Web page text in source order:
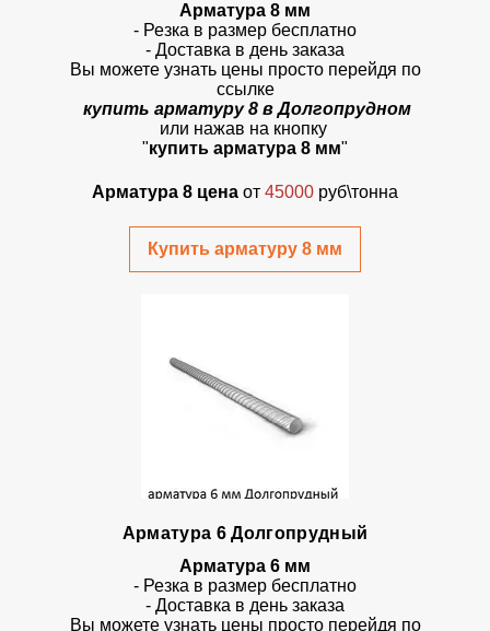
Арматура 8 мм
- Резка в размер бесплатно
- Доставка в день заказа
Вы можете узнать цены просто перейдя по
ссылке
купить арматуру 8 в Долгопрудном
или нажав на кнопку
"купить арматура 8 мм"
Арматура 8 цена от 45000 руб\тонна
Купить арматуру 8 мм
Арматура 6 Долгопрудный
Арматура 6 мм
- Резка в размер бесплатно
- Доставка в день заказа
Вы можете узнать цены просто перейдя по